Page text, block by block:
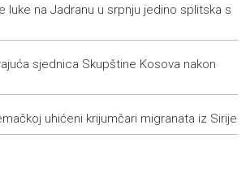
maintains an open dialogue with all
BiH
Britanije ostaje u MotoGP kalendaru do
ljevica i desnica ujedinjene protiv
SP 2030.
luke na Jadranu u srpnju jedino splitska s
sjednica Skupštine Kosova nakon
uhićeni krijumčari migranata iz Sirije